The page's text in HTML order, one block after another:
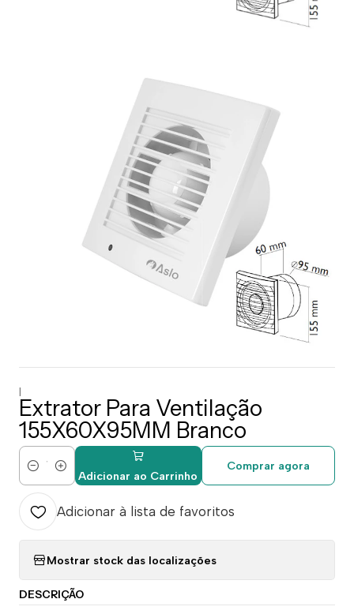
|
Extrator Para Ventilação
155X60X95MM Branco
QuantidadeAdicionar ao Carrinho
Comprar agora
Adicionar à lista de favoritos
Mostrar stock das localizações
DESCRIÇÃO